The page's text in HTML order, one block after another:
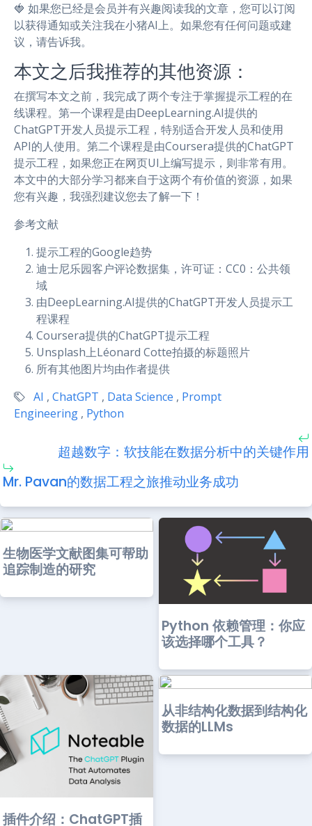
🍓 如果您已经是会员并有兴趣阅读我的文章，您可以订阅
以获得通知或关注我在小猪AI上。如果您有任何问题或建
议，请告诉我。
本文之后我推荐的其他资源：
在撰写本文之前，我完成了两个专注于掌握提示工程的在
线课程。第一个课程是由DeepLearning.AI提供的
ChatGPT开发人员提示工程，特别适合开发人员和使用
API的人使用。第二个课程是由Coursera提供的ChatGPT
提示工程，如果您正在网页UI上编写提示，则非常有用。
本文中的大部分学习都来自于这两个有价值的资源，如果
您有兴趣，我强烈建议您去了解一下！
参考文献
提示工程的Google趋势
迪士尼乐园客户评论数据集，许可证：CC0：公共领
域
由DeepLearning.AI提供的ChatGPT开发人员提示工
程课程
Coursera提供的ChatGPT提示工程
Unsplash上Léonard Cotte拍摄的标题照片
所有其他图片均由作者提供
AI , ChatGPT , Data Science , Prompt
Engineering , Python
超越数字：软技能在数据分析中的关键作用
Mr. Pavan的数据工程之旅推动业务成功
生物医学文献图集可帮助
追踪制造的研究
Python 依赖管理：你应
该选择哪个工具？
插件介绍：ChatGPT插
从非结构化数据到结构化
数据的LLMs